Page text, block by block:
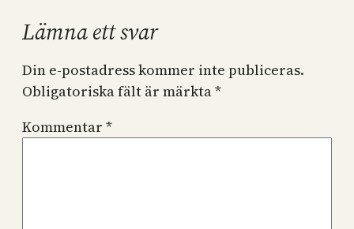
Lämna ett svar
Din e-postadress kommer inte publiceras.
Obligatoriska fält är märkta*
Kommentar *